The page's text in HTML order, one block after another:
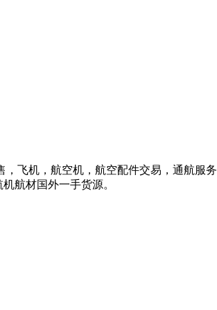
飞机，航空机，航空配件交易，通航服
航材国外一手货源。